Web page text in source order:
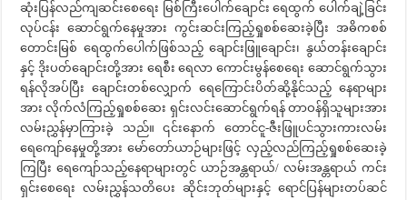
ဆုံးပြန်လည်ကျဆင်းစေရေး မြစ်ကြီးပေါက်ချောင်း ရေထွက် ပေါက်ချဲ့ခြင်း
လုပ်ငန်း ဆောင်ရွက်နေမှုအား ကွင်းဆင်းကြည့်ရှုစစ်ဆေးခဲ့ပြီး အဓိကစစ်
တောင်းမြစ် ရေထွက်ပေါက်ဖြစ်သည့် ချောင်းဖြူချောင်း၊ နွယ်တန်းချောင်း
နှင့် ဒိုးပတ်ချောင်းတို့အား ရေစီး ရေလာ ကောင်းမွန်စေရေး ဆောင်ရွက်သွား
ရန်လိုအပ်ပြီး ချောင်းတစ်လျှောက် ရေကြောင်းပိတ်ဆို့နိုင်သည့် နေရာများ
အား လိုက်လံကြည့်ရှုစစ်ဆေး ရှင်းလင်းဆောင်ရွက်ရန် တာဝန်ရှိသူများအား
လမ်းညွှန်မှာကြားခဲ့ သည်။ ၎င်းနောက် တောင်ငူ-ဇီးဖြူပင်သွားကားလမ်း
ရေကျော်နေမှုတို့အား မော်တော်ယာဉ်များဖြင့် လှည့်လည်ကြည့်ရှုစစ်ဆေးခဲ့
ကြပြီး ရေကျော်သည့်နေရာများတွင် ယာဉ်အန္တရာယ်/ လမ်းအန္တရာယ် ကင်း
ရှင်းစေရေး လမ်းညွှန်သတိပေး ဆိုင်းဘုတ်များနှင့် ရောင်ပြန်များတပ်ဆင်